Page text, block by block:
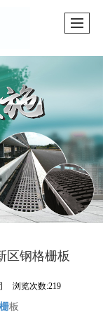
区钢格栅板
浏览次数:219
板